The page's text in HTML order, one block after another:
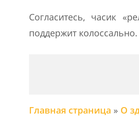
Согласитесь, часик
поддержит колоссально.
Главная страница » О